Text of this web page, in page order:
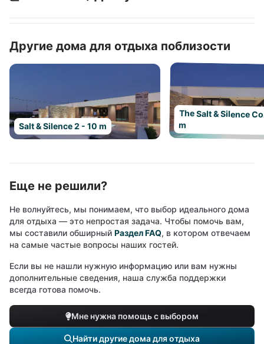
Другие дома для отдыха поблизости
Salt & Silence 2 - 10 m
The Salt & Silence
m
Еще не решили?
Не волнуйтесь, мы понимаем, что выбор идеального дома
для отдыха — это непростая задача. Чтобы помочь вам,
мы составили обширный Раздел FAQ, в котором отвечаем
на самые частые вопросы наших гостей.
Если вы не нашли нужную информацию или вам нужны
дополнительные сведения, наша служба поддержки
всегда готова помочь.
Мне нужна помощь с выбором
Найти другие дома для отдыха